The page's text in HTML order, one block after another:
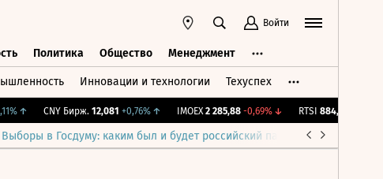
Войти
Политика Общество Менеджмент
Инновации и технологии Техуспех
↑ CNY Бирж. 12,081 +0,76%↑ IMOEX 2 285,88 -0,69%↓ RTSI 884,56
Выборы в Госдуму: каким был и будет российский парламент